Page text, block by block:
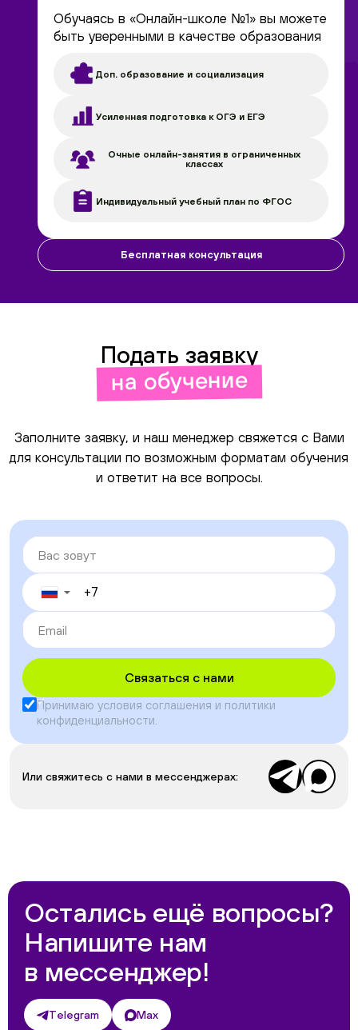
Обучаясь в «Онлайн-школе №1» вы можете
быть уверенными в качестве образования
Доп. образование и социализация
Усиленная подготовка к ОГЭ и ЕГЭ
Очные онлайн-занятия в ограниченных
классах
Индивидуальный учебный план по ФГОС
Бесплатная консультация
Подать заявку
на обучение
Заполните заявку, и наш менеджер свяжется с Вами
для консультации по возможным форматам обучения
и ответит на все вопросы.
▼
Связаться с нами
Принимаю условия соглашения и политики
конфиденциальности
Или свяжитесь с нами в мессенджерах:
Остались ещё вопросы?
Напишите нам
в мессенджер!
Telegram Max